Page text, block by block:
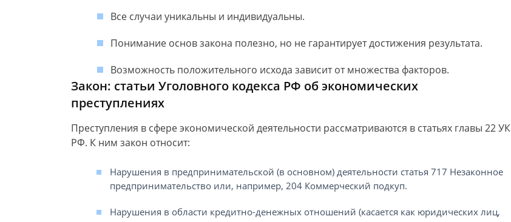
Все случаи уникальны и индивидуальны.
Понимание основ закона полезно, но не гарантирует достижения результата.
Возможность положительного исхода зависит от множества факторов.
Закон: статьи Уголовного кодекса РФ об экономических
преступлениях
Преступления в сфере экономической деятельности рассматриваются в статьях главы 22 УК
РФ. К ним закон относит:
Нарушения в предпринимательской (в основном) деятельности статья 717 Незаконное
предпринимательство или, например, 204 Коммерческий подкуп.
Нарушения в области кредитно-денежных отношений (касается как юридических лиц,